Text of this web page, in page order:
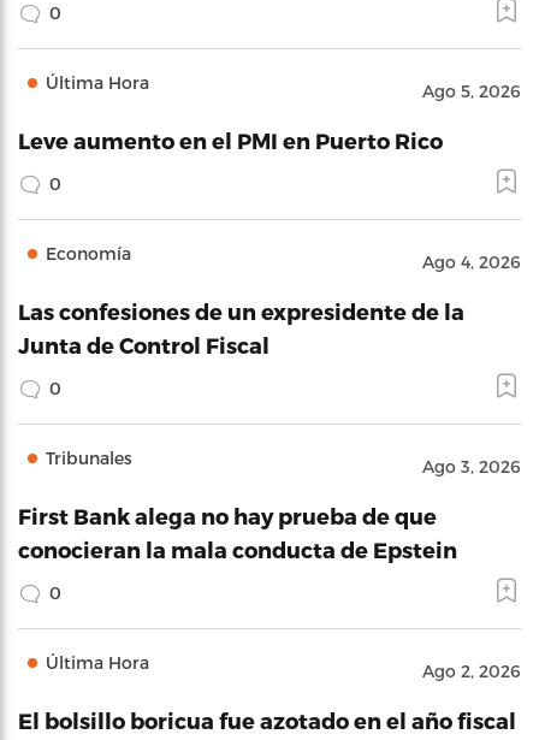
0
Última Hora Ago 5, 2026
Leve aumento en el PMI en Puerto Rico
0
Economía Ago 4, 2026
Las confesiones de un expresidente de la
Junta de Control Fiscal
0
Tribunales Ago 3, 2026
First Bank alega no hay prueba de que
conocieran la mala conducta de Epstein
0
Última Hora Ago 2, 2026
El bolsillo boricua fue azotado en el año fiscal